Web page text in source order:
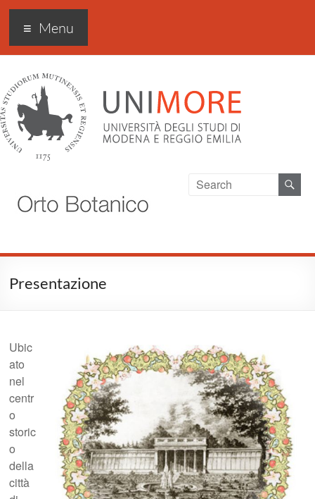
Orto Botanico Unimore
Menu
Presentazione
Ubic
ato
nel
centr
o
storic
o
della
città